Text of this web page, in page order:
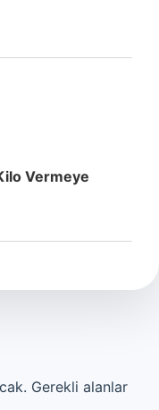
Vermeye
Gerekli alanlar